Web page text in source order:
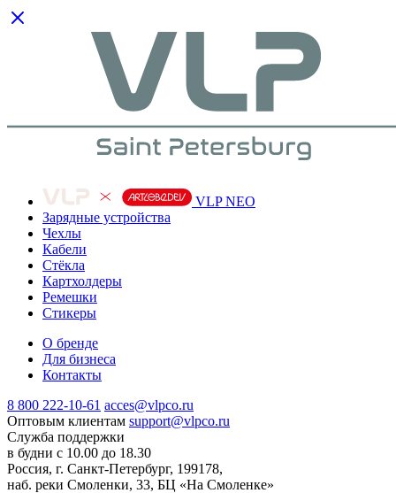
VLP NEO
Зарядные устройства
Чехлы
Кабели
Cтёкла
Картхолдеры
Ремешки
Стикеры
О бренде
Для бизнеса
Контакты
8 800 222-10-61 acces@vlpco.ru
Оптовым клиентам support@vlpco.ru
Служба поддержки
в будни с 10.00 до 18.30
Россия, г. Санкт-Петербург, 199178,
наб. реки Смоленки, 33, БЦ «На Смоленке»